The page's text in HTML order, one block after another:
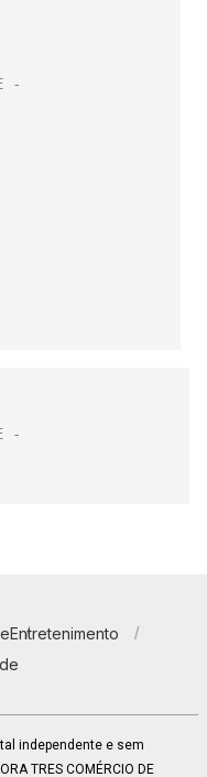
Entretenimento
independente e sem
TRES COMÉRCIO DE